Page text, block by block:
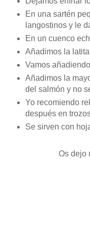
En una sartén
langostinos y le
En un cuenco
Añadimos la
Vamos
Añadimos la
del salmón y no
Yo recomiendo
después en
Se sirven con
Os dejo